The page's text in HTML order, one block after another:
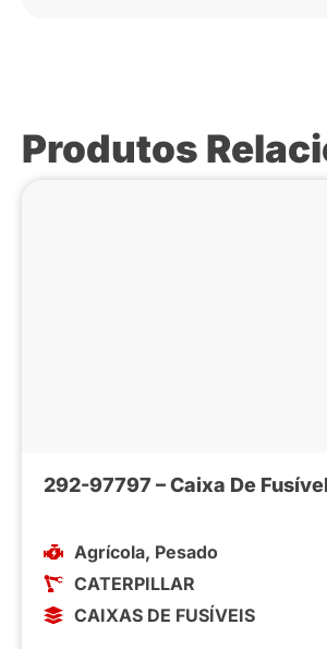
Produtos
292-97797 – Caixa De Fusível
Agrícola, Pesado
CATERPILLAR
CAIXAS DE FUSÍVEIS